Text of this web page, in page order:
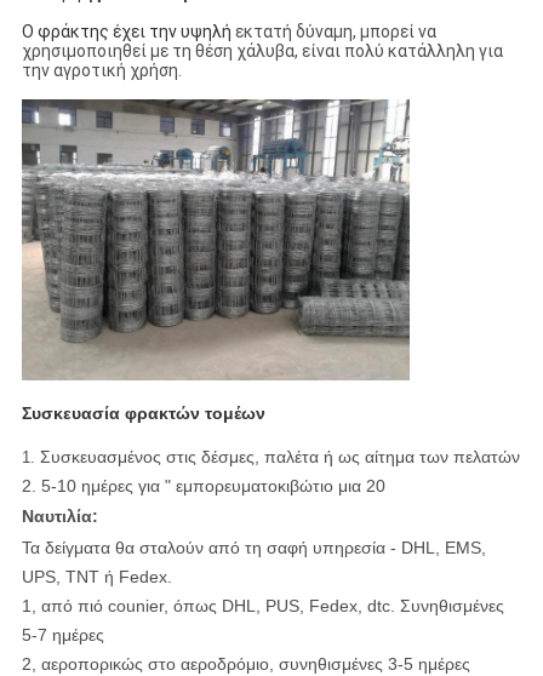
Ο φράκτης έχει την υψηλή εκτατή δύναμη, μπορεί να
χρησιμοποιηθεί με τη θέση χάλυβα, είναι πολύ κατάλληλη για
την αγροτική χρήση.
Συσκευασία φρακτών τομέων
1. Συσκευασμένος στις δέσμες, παλέτα ή ως αίτημα των πελατών
2. 5-10 ημέρες για " εμπορευματοκιβώτιο μια 20
Ναυτιλία:
Τα δείγματα θα σταλούν από τη σαφή υπηρεσία - DHL, EMS,
UPS, TNT ή Fedex.
1, από πιό counier, όπως DHL, PUS, Fedex, dtc. Συνηθισμένες
5-7 ημέρες
2, αεροπορικώς στο αεροδρόμιο, συνηθισμένες 3-5 ημέρες